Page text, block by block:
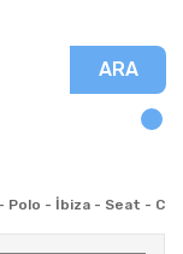
ARA
Polo - İbiza - Seat -